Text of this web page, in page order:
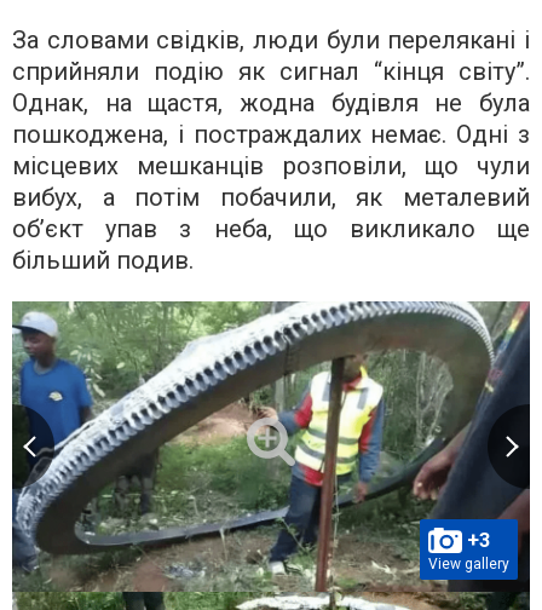
За словами свідків, люди були перелякані і
сприйняли подію як сигнал “кінця світу”.
Однак, на щастя, жодна будівля не була
пошкоджена, і постраждалих немає. Одні з
місцевих мешканців розповіли, що чули
вибух, а потім побачили, як металевий
об’єкт упав з неба, що викликало ще
більший подив.
+3
View gallery